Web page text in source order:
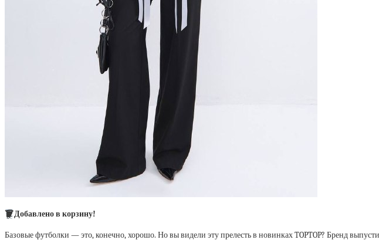
🗑Добавлено в корзину!
Базовые футболки — это, конечно, хорошо. Но вы видели эту прелесть в новинках TOPTOP? Бренд